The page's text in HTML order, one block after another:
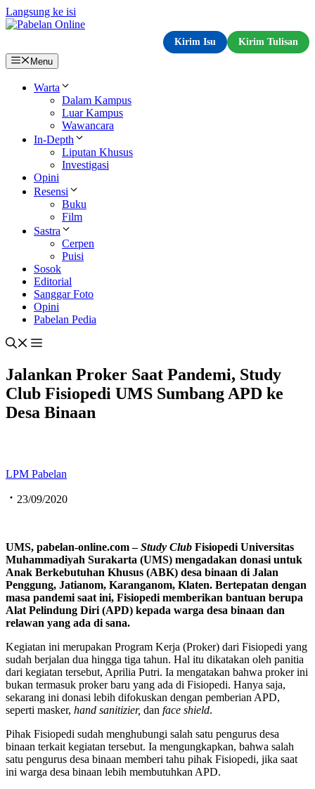
Langsung ke isi
Kirim Isu
Kirim Tulisan
Menu
Warta
Dalam Kampus
Luar Kampus
Wawancara
In-Depth
Liputan Khusus
Investigasi
Opini
Resensi
Buku
Film
Sastra
Cerpen
Puisi
Sosok
Editorial
Sanggar Foto
Opini
Pabelan Pedia
Jalankan Proker Saat Pandemi, Study
Club Fisiopedi UMS Sumbang APD ke
Desa Binaan
LPM Pabelan
23/09/2020
UMS, pabelan-online.com –Study Club Fisiopedi Universitas
Muhammadiyah Surakarta (UMS) mengadakan donasi untuk
Anak Berkebutuhan Khusus (ABK) desa binaan di Jalan
Penggung, Jatianom, Karanganom, Klaten. Bertepatan dengan
masa pandemi saat ini, Fisiopedi memberikan bantuan berupa
Alat Pelindung Diri (APD) kepada warga desa binaan dan
relawan yang ada di sana.
Kegiatan ini merupakan Program Kerja (Proker) dari Fisiopedi yang
sudah berjalan dua hingga tiga tahun. Hal itu dikatakan oleh panitia
dari kegiatan tersebut, Aprilia Putri. Ia mengatakan bahwa proker ini
bukan termasuk proker baru yang ada di Fisiopedi. Hanya saja,
sekarang ini donasi lebih difokuskan dengan pemberian APD,
seperti masker, hand sanitizier, dan face shield.
Pihak Fisiopedi sudah menghubungi salah satu pengurus desa
binaan terkait kegiatan tersebut. Ia mengungkapkan, bahwa salah
satu pengurus desa binaan memberi tahu pihak Fisiopedi, jika saat
ini warga desa binaan lebih membutuhkan APD.